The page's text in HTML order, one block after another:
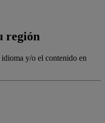
región
y/o el contenido en